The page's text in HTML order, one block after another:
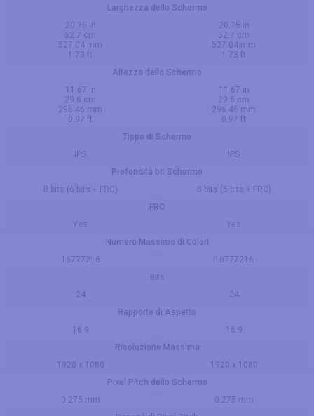
Larghezza dello Schermo
20.75 in
52.7 cm
527.04 mm
1.73 ft
20.75 in
52.7 cm
527.04 mm
1.73 ft
Altezza dello Schermo
11.67 in
29.6 cm
296.46 mm
0.97 ft
11.67 in
29.6 cm
296.46 mm
0.97 ft
Tippo di Schermo
IPS
IPS
Profondità bit Schermo
8 bits (6 bits + FRC)
8 bits (6 bits + FRC)
FRC
Yes
Yes
Numero Massimo di Colori
16777216
16777216
Bits
24
24
Rapporto di Aspetto
16:9
16:9
Risoluzione Massima
1920 x 1080
1920 x 1080
Pixel Pitch dello Schermo
0.275 mm
0.275 mm